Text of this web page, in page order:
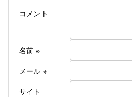
コメント
名前 ※
メール ※
サイト